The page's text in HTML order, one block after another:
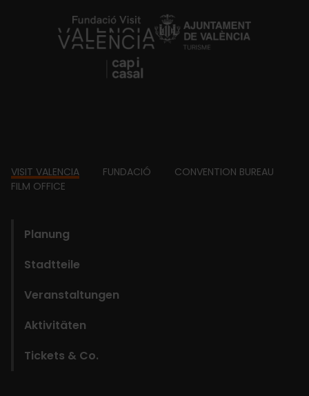
https://fundacion.visitvalencia.com/
Footer
VISIT VALENCIA FUNDACIÓ
CONVENTION BUREAU
FILM OFFICE
Planung
Stadtteile
Veranstaltungen
Aktivitäten
Tickets & Co.